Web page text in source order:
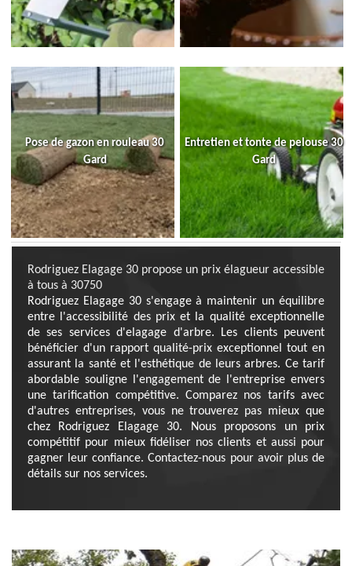
Pose de gazon en rouleau 30
Gard
Entretien et tonte de pelouse 30
Gard
Rodriguez Elagage 30 propose un prix élagueur accessible
à tous à 30750
Rodriguez Elagage 30 s'engage à maintenir un équilibre
entre l'accessibilité des prix et la qualité exceptionnelle
de ses services d'elagage d'arbre. Les clients peuvent
bénéficier d'un rapport qualité-prix exceptionnel tout en
assurant la santé et l'esthétique de leurs arbres. Ce tarif
abordable souligne l'engagement de l'entreprise envers
une tarification compétitive. Comparez nos tarifs avec
d'autres entreprises, vous ne trouverez pas mieux que
chez Rodriguez Elagage 30. Nous proposons un prix
compétitif pour mieux fidéliser nos clients et aussi pour
gagner leur confiance. Contactez-nous pour avoir plus de
détails sur nos services.